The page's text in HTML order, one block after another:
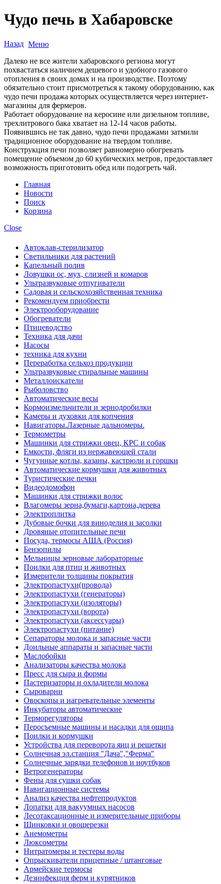
Чудо печь в Хабаровске
Назад Меню
Далеко не все жители хабаровского региона могут
похвастаться наличием дешевого и удобного газового
отопления в своих домах и на производстве. Поэтому
обязательно стоит присмотреться к такому оборудованию, как
чудо печи продажа которых осуществляется через интернет-
магазины для фермеров.
Работает оборудование на керосине или дизельном топливе,
трехлитрового бака хватает на 12-14 часов работы.
Появившись не так давно, чудо печи продажами затмили
традиционное оборудование на твердом топливе.
Конструкция печи позволяет равномерно обогревать
помещение объемом до 60 кубических метров, предоставляет
возможность приготовить обед или подогреть чай.
Главная
Новости
Поиск
Корзина
Close
Автоклав-стерилизатор
Светильники для растений
Капельный полив
Ловушки ос, мух, слизней и комаров
Ультразвуковые отпугиватели
Садовая и сельскохозяйственная техника
Рекомендуем приобрести
Электрооборудование
Обогреватели
Птицеводство
Техника для дачи
Насосы
техника для кухни
Переработка сельхоз продукции
Ультразвуковые стиральные машины
Металлоискатели
Рыболовство
Автоматические весы
Кормоизмельчители и зернодробилки
Камеры и духовки для копчения
Навигаторы.Лазерные дальномеры.
Термометры
Машинки для стрижки овец, КРС и собак
Емкости, фляги из нержавеющей стали
Чугунные котлы, казаны, кастрюли и горшки
Автоматические кормушки для животных
Туристические печки
Видеодомофон
Машинки для стрижки волос
Влагомеры зерна,бумаги,картона,дерева
Электроплитка
Дубовые бочки для виноделия и засолки
Дровяные отопительные печи
Посуда, термосы АША (Россия)
Бензопилы
Мельницы зерновые лабораторные
Поилки для птиц и животных
Измерители толщины покрытия
Электропастухи(провода)
Электропастухи (генераторы)
Электропастухи (изоляторы)
Электропастухи (ворота)
Электропастухи (аксессуары)
Электропастухи (питание)
Сепараторы молока и запасные части
Доильные аппараты и запасные части
Маслобойки
Анализаторы качества молока
Пресс для сыра и формы
Пастеризаторы и охладители молока
Сыроварни
Овоскопы и нагревательные элементы
Инкубаторы автоматические
Терморегуляторы
Перосъемные машины и насадки для ощипа
Поилки и кормушки
Устройства для переворота яиц и решетки
Солнечная эл.станция "Дача","Ферма"
Солнечные зарядки телефонов и ноутбуков
Ветрогенераторы
Фены для сушки собак
Навигационные системы
Анализ качества нефтепродуктов
Лопатки для вакуумных насосов
Лесотаксационные и измерительные приборы
Шинковки и овощерезки
Анемометры
Люксометры
Нитратомеры и тестеры воды
Опрыскиватели прицепные / штанговые
Армейские термосы
Дезинфекция ферм и курятников